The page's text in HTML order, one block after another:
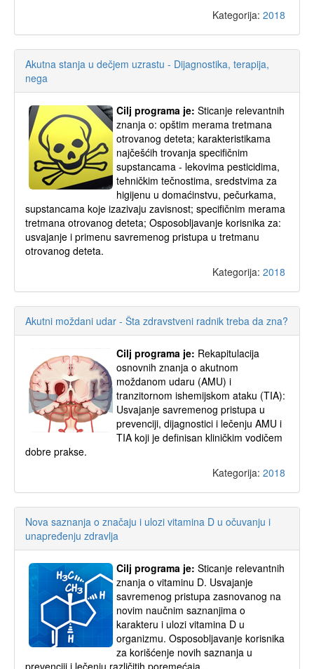
Kategorija: 2018
Akutna stanja u dečjem uzrastu - Dijagnostika, terapija,
nega
Cilj programa je: Sticanje relevantnih
znanja o: opštim merama tretmana
otrovanog deteta; karakteristikama
najčešćih trovanja specifičnim
supstancama - lekovima pesticidima,
tehničkim tečnostima, sredstvima za
higijenu u domaćinstvu, pečurkama,
supstancama koje izazivaju zavisnost; specifičnim merama
tretmana otrovanog deteta; Osposobljavanje korisnika za:
usvajanje i primenu savremenog pristupa u tretmanu
otrovanog deteta.
Kategorija: 2018
Akutni moždani udar - Šta zdravstveni radnik treba da zna?
Cilj programa je: Rekapitulacija
osnovnih znanja o akutnom
moždanom udaru (AMU) i
tranzitornom ishemijskom ataku (TIA):
Usvajanje savremenog pristupa u
prevenciji, dijagnostici i lečenju AMU i
TIA koji je definisan kliničkim vodičem
dobre prakse.
Kategorija: 2018
Nova saznanja o značaju i ulozi vitamina D u očuvanju i
unapređenju zdravlja
Cilj programa je: Sticanje relevantnih
znanja o vitaminu D. Usvajanje
savremenog pristupa zasnovanog na
novim naučnim saznanjima o
karakteru i ulozi vitamina D u
organizmu. Osposobljavanje korisnika
za korišćenje novih saznanja u
prevenciji i lečenju različitih poremećaja.